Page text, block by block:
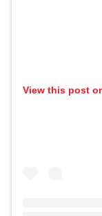
View this post